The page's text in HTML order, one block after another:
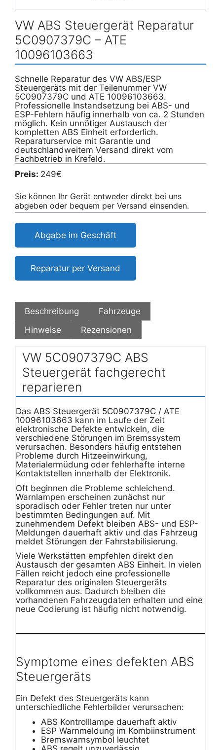
VW ABS Steuergerät Reparatur
5C0907379C – ATE
10096103663
Schnelle Reparatur des VW ABS/ESP
Steuergeräts mit der Teilenummer VW
5C0907379C und ATE 10096103663.
Professionelle Instandsetzung bei ABS- und
ESP-Fehlern häufig innerhalb von ca. 2 Stunden
möglich. Kein unnötiger Austausch der
kompletten ABS Einheit erforderlich.
Reparaturservice mit Garantie und
deutschlandweitem Versand direkt vom
Fachbetrieb in Krefeld.
Preis: 249€
Sie können Ihr Gerät entweder direkt bei uns
abgeben oder bequem per Versand einsenden.
Abgabe im Geschäft
Reparatur per Versand
Beschreibung
Fahrzeuge
Hinweise
Rezensionen
VW 5C0907379C ABS
Steuergerät fachgerecht
reparieren
Das ABS Steuergerät 5C0907379C / ATE
10096103663 kann im Laufe der Zeit
elektronische Defekte entwickeln, die
verschiedene Störungen im Bremssystem
verursachen. Besonders häufig entstehen
Probleme durch Hitzeeinwirkung,
Materialermüdung oder fehlerhafte interne
Kontaktstellen innerhalb der Elektronik.
Oft beginnen die Probleme schleichend.
Warnlampen erscheinen zunächst nur
sporadisch oder Fehler treten nur unter
bestimmten Bedingungen auf. Mit
zunehmendem Defekt bleiben ABS- und ESP-
Meldungen dauerhaft aktiv und das Fahrzeug
meldet Störungen der Fahrstabilisierung.
Viele Werkstätten empfehlen direkt den
Austausch der gesamten ABS Einheit. In vielen
Fällen reicht jedoch eine professionelle
Reparatur des originalen Steuergeräts
vollkommen aus. Dadurch bleiben die
vorhandenen Fahrzeugdaten erhalten und eine
neue Codierung ist häufig nicht notwendig.
Symptome eines defekten ABS
Steuergeräts
Ein Defekt des Steuergeräts kann
unterschiedliche Fehlerbilder verursachen:
ABS Kontrolllampe dauerhaft aktiv
ESP Warnmeldung im Kombiinstrument
Bremswarnsymbol leuchtet